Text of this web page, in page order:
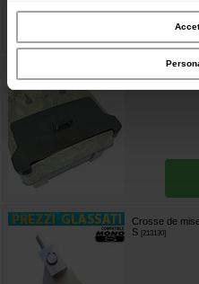
occupano di analisi dei dati web,
combinarle con altre informazioni che
Crosse de
S
213130]